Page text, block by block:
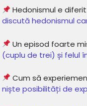
Hedonismul e
discută hedonismul
Un episod foarte
(cuplu de trei) și felul
Cum să
niște posibilități de